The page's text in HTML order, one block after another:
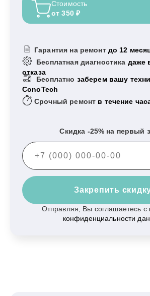
Стоимость
от 350 ₽
Гарантия на ремонт до 12
Бесплатная диагностика даже
отказа
Бесплатно заберем вашу
ConoTech
Срочный ремонт в течение
Скидка -25% на первый
Закрепить
Отправляя, Вы соглашаетесь с
конфиденциальности